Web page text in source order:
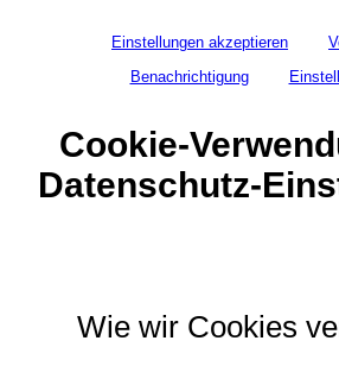
Einstellungen akzeptieren
Benachrichtigung
Cookie-
Datenschutz-
Wie wir Cookies